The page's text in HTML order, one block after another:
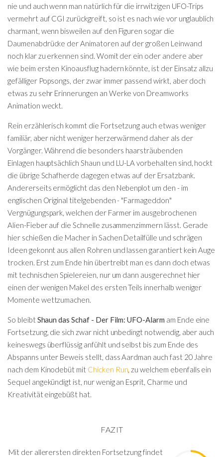
nie und auch wenn man natürlich für die irrwitzigen UFO-Trips
vermehrt auf CGI zurückgreift, so ist es nach wie vor unglaublich
charmant, wenn bisweilen auf den Figuren sogar die
Daumenabdrücke der Animatoren auf der großen Leinwand
noch klar zu erkennen sind. Womit der ein oder andere aber
wie beim ersten Kinoausflug hadern könnte, ist der Einsatz allzu
gefälliger Popsongs, der zwar immer passend wirkt, aber doch
etwas zu sehr Erinnerungen an Werke von Dreamworks
Animation weckt.
Rein erzählerisch kommt die Fortsetzung auch etwas weniger
familiär, aber nicht weniger herzerwärmend daher als der
Vorgänger. Während die besonders haarsträubenden
Einlagen hauptsächlich Shaun und LU-LA vorbehalten sind, hockt
die übrige Schafherde dagegen etwas auf der Ersatzbank.
Andererseits ermöglicht das den Nebenplot um den - im
englischen Original titelgebenden - "Farmageddon"
Vergnügungspark, welchen der Farmer im ausgebrochenen
Alien-Fieber auf die Schnelle zusammenzimmern lässt. Gerade
hier schießen die Macher in Sachen Detailfülle und schrägen
Ideen gekonnt aus allen Rohren und lassen garantiert kein Auge
trocken. Erst zum Ende hin übertreibt man es dann doch etwas
mit technischen Spielereien, nur um dann ausgerechnet hier
einen der wenigen Makel des ersten Teils innerhalb weniger
Momente wettzumachen.
So bleibt Shaun das Schaf - Der Film: UFO-Alarm am Ende eine
Fortsetzung, die sich zwar nicht unbedingt notwendig, aber auch
keineswegs überflüssig anfühlt und selbst bis zum Ende des
Abspanns unter Beweis stellt, dass Aardman auch fast 20 Jahre
nach dem Kinodebüt mit Chicken Run, zu welchem ebenfalls ein
Sequel angekündigt ist, nur wenig an Esprit, Charme und
Kreativität eingebüßt hat.
FAZIT
Mit der allerersten direkten Fortsetzung findet